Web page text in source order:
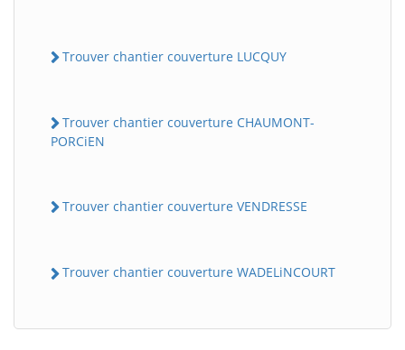
Trouver chantier couverture LUCQUY
Trouver chantier couverture CHAUMONT-
PORCiEN
Trouver chantier couverture VENDRESSE
Trouver chantier couverture WADELiNCOURT